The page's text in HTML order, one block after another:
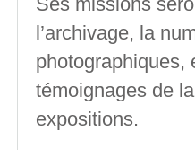
l’archivage, la
photographiques,
témoignages de
expositions.